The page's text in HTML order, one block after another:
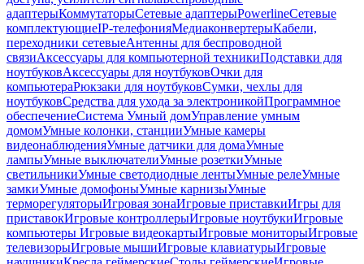
адаптерыКоммутаторыСетевые адаптерыPowerlineСетевые
комплектующиеIP-телефонияМедиаконвертерыКабели,
переходники сетевыеАнтенны для беспроводной
связиАксессуары для компьютерной техникиПодставки для
ноутбуковАксессуары для ноутбуковОчки для
компьютераРюкзаки для ноутбуковСумки, чехлы для
ноутбуковСредства для ухода за электроникойПрограммное
обеспечениеСистема Умный домУправление умным
домомУмные колонки, станцииУмные камеры
видеонаблюденияУмные датчики для домаУмные
лампыУмные выключателиУмные розеткиУмные
светильникиУмные светодиодные лентыУмные релеУмные
замкиУмные домофоныУмные карнизыУмные
терморегуляторыИгровая зонаИгровые приставкиИгры для
приставокИгровые контроллерыИгровые ноутбукиИгровые
компьютеры Игровые видеокартыИгровые мониторыИгровые
телевизорыИгровые мышиИгровые клавиатурыИгровые